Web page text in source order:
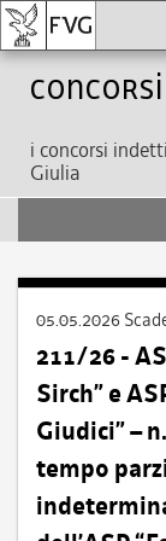
Concorsi
i concorsi
Giulia
05.05.2026
211/26 -
Sirch” e
Giudici” –
tempo